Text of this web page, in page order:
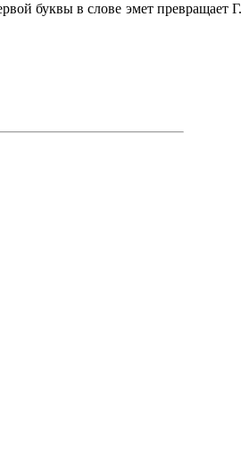
буквы в слове эмет превращает Г.